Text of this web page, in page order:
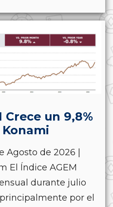
Crece un 9,8%
Agosto de 2026 |
El Índice AGEM
durante julio
por el